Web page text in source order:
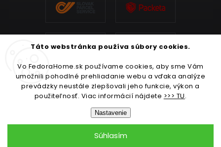
Táto webstránka používa súbory cookies.
Vo FedoraHome.sk používame cookies, aby sme Vám
umožnili pohodlné prehliadanie webu a vďaka analýze
prevádzky neustále zlepšovali jeho funkcie, výkon a
použiteľnosť. Viac informácií nájdete >>> TU.
Nastavenie
Súhlasím